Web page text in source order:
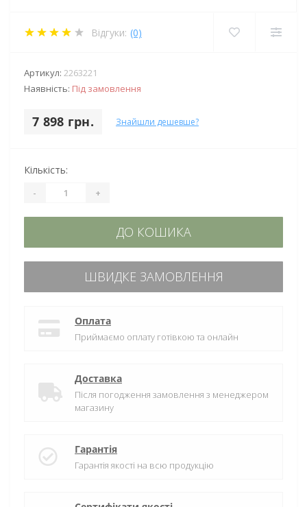
Відгуки: (0)
Артикул: 2263221
Наявність: Під замовлення
7 898 грн. Знайшли дешевше?
Кількість:
- +
ДО КОШИКА
ШВИДКЕ ЗАМОВЛЕННЯ
Оплата
Приймаємо оплату готівкою та онлайн
Доставка
Після погодження замовлення з менеджером
магазину
Гарантія
Гарантія якості на всю продукцію